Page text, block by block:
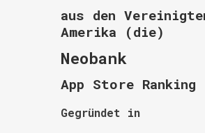
aus den
Amerika (die)
Neobank
App Store Ranking
Gegründet in